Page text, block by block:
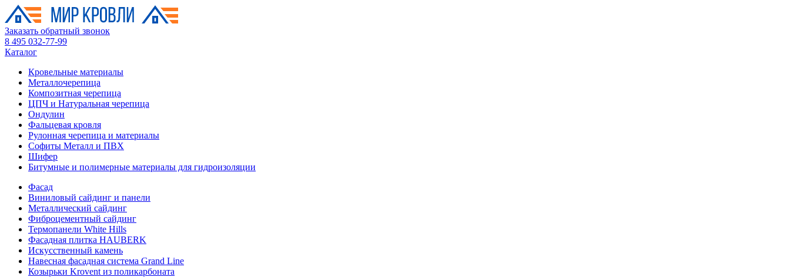
Заказать обратный звонок
8 495 032-77-99
Каталог
Кровельные материалы
Металлочерепица
Композитная черепица
ЦПЧ и Натуральная черепица
Ондулин
Фальцевая кровля
Рулонная черепица и материалы
Софиты Металл и ПВХ
Шифер
Битумные и полимерные материалы для гидроизоляции
Фасад
Виниловый сайдинг и панели
Металлический сайдинг
Фиброцементный сайдинг
Термопанели White Hills
Фасадная плитка HAUBERK
Искусственный камень
Навесная фасадная система Grand Line
Козырьки Krovent из поликарбоната